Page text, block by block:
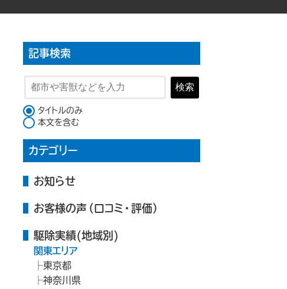
記事検索
検索
検索対象
タイトルのみ
本文を含む
カテゴリー
お知らせ
お客様の声（口コミ・評価）
駆除実績(地域別)
関東エリア
東京都
神奈川県